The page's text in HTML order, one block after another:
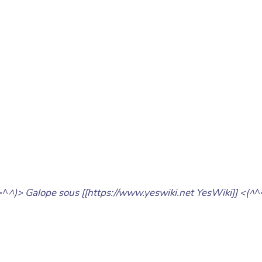
^)> Galope sous [[https://www.yeswiki.net YesWiki]] <(^